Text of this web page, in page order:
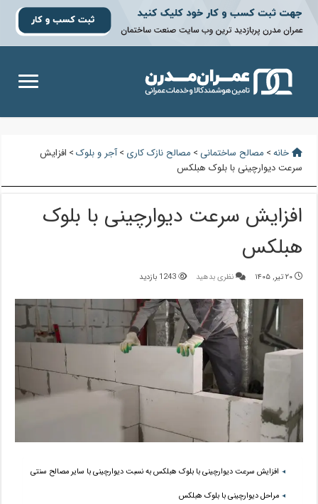
خانه> مصالح ساختمانی> مصالح نازک کاری > آجر و بلوک> افزایش
سرعت دیوارچینی با بلوک هبلکس
افزایش سرعت دیوارچینی با بلوک
هبلکس
۲۰ تیر, ۱۴۰۵ نظری بدهید 1243 بازدید
افزایش سرعت دیوارچینی با بلوک هبلکس به نسبت دیوارچینی با سایر مصالح سنتی
مراحل دیوارچینی با بلوک هبلکس